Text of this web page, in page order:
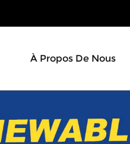
À Propos De Nous